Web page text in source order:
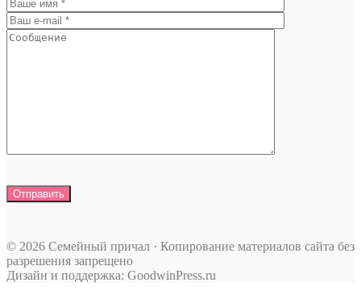
© 2026 Семейный причал · Копирование материалов сайта без
разрешения запрещено
Дизайн и поддержка: GoodwinPress.ru